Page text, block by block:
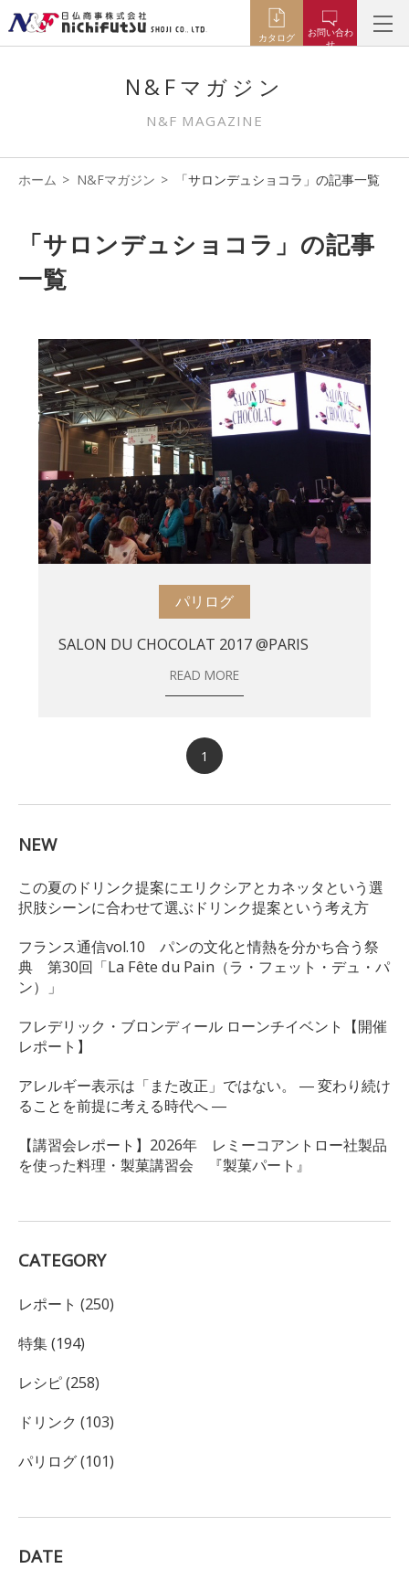
カタログ
お問い合わ
せ
N&Fマガジン
N&F MAGAZINE
ホーム N&Fマガジン 「サロンデュショコラ」の記事一覧
「サロンデュショコラ」の記事
一覧
パリログ
SALON DU CHOCOLAT 2017 @PARIS
READ MORE
1
NEW
この夏のドリンク提案にエリクシアとカネッタという選
択肢シーンに合わせて選ぶドリンク提案という考え方
フランス通信vol.10 パンの文化と情熱を分かち合う祭
典 第30回「La Fête du Pain（ラ・フェット・デュ・パ
ン）」
フレデリック・ブロンディール ローンチイベント【開催
レポート】
アレルギー表示は「また改正」ではない。 ― 変わり続け
ることを前提に考える時代へ ―
【講習会レポート】2026年 レミーコアントロー社製品
を使った料理・製菓講習会 『製菓パート』
CATEGORY
レポート (250)
特集 (194)
レシピ (258)
ドリンク (103)
パリログ (101)
DATE